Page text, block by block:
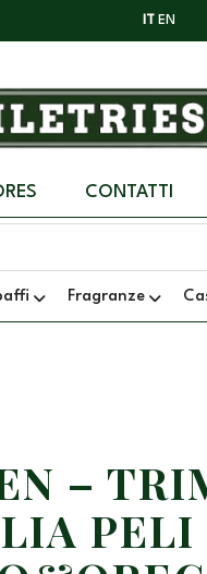
IT EN
CONTATTI
Fragranze
–
PELI